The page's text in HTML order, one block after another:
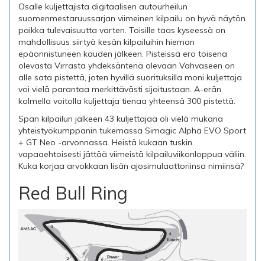
Osalle kuljettajista digitaalisen autourheilun
suomenmestaruussarjan viimeinen kilpailu on hyvä näytön
paikka tulevaisuutta varten. Toisille taas kyseessä on
mahdollisuus siirtyä kesän kilpailuihin hieman
epäonnistuneen kauden jälkeen. Pisteissä ero toisena
olevasta Virrasta yhdeksäntenä olevaan Vahvaseen on
alle sata pistettä, joten hyvillä suorituksilla moni kuljettaja
voi vielä parantaa merkittävästi sijoitustaan. A-erän
kolmella voitolla kuljettaja tienaa yhteensä 300 pistettä.
Span kilpailun jälkeen 43 kuljettajaa oli vielä mukana
yhteistyökumppanin tukemassa Simagic Alpha EVO Sport
+ GT Neo -arvonnassa. Heistä kukaan tuskin
vapaaehtoisesti jättää viimeistä kilpailuviikonloppua väliin.
Kuka korjaa arvokkaan lisän ajosimulaattoriinsa nimiinsä?
Red Bull Ring